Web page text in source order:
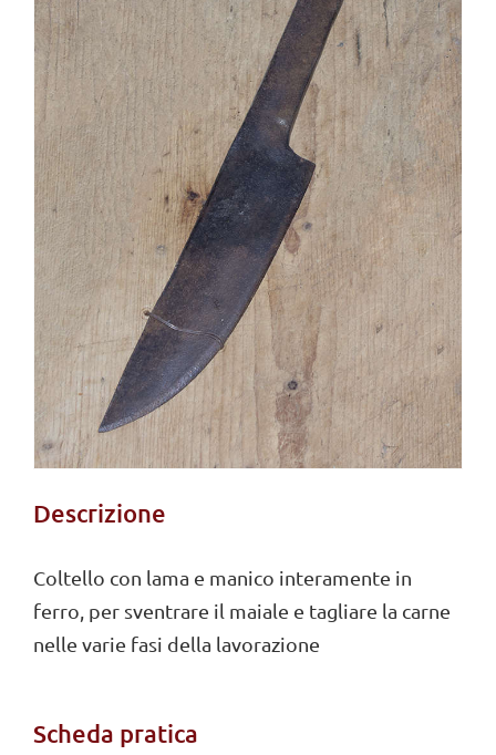
Descrizione
Coltello con lama e manico interamente in
ferro, per sventrare il maiale e tagliare la carne
nelle varie fasi della lavorazione
Scheda pratica